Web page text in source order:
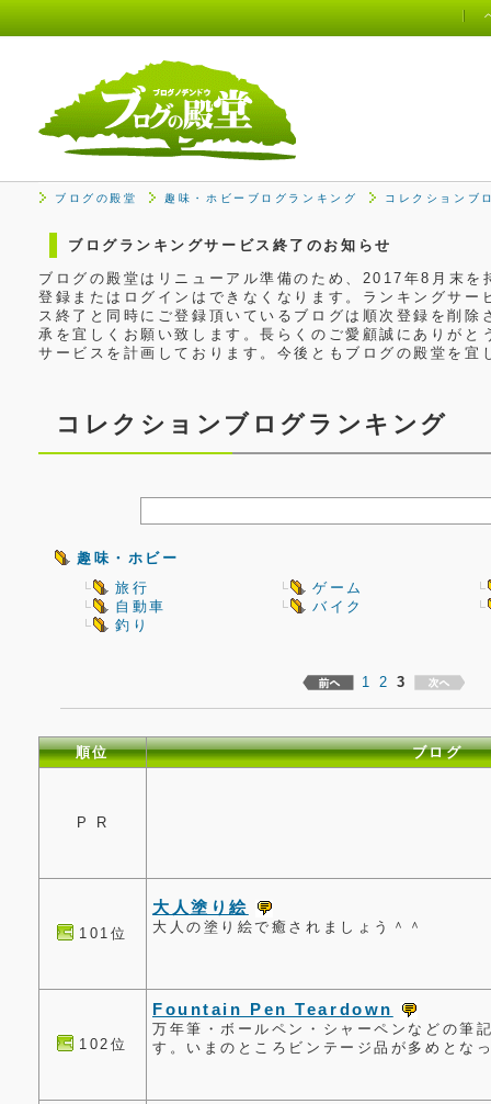
ブログの殿堂 趣味・ホビーブログランキング コレクションブ
ブログランキングサービス終了のお知らせ
ブログの殿堂はリニューアル準備のため、2017年8月末
登録またはログインはできなくなります。ランキングサ
ス終了と同時にご登録頂いているブログは順次登録を削
承を宜しくお願い致します。長らくのご愛顧誠にありが
サービスを計画しております。今後ともブログの殿堂を宜
コレクションブログランキング
趣味・ホビー
旅行
ゲーム
自動車
バイク
釣り
1 2 3
順位 ブログ
P R
101位
大人塗り絵
大人の塗り絵で癒されましょう＾＾
102位
Fountain Pen Teardown
万年筆・ボールペン・シャーペンなどの筆
す。いまのところビンテージ品が多めとな